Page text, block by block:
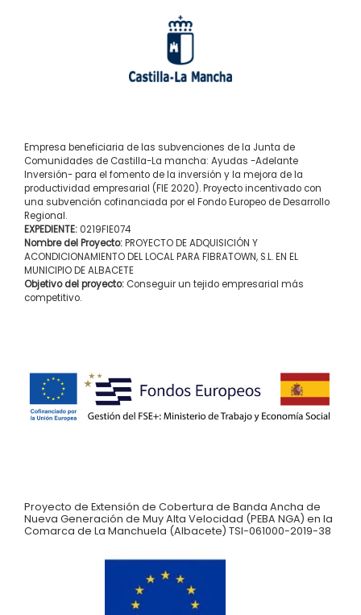
Empresa beneficiaria de las subvenciones de la Junta de
Comunidades de Castilla-La mancha: Ayudas -Adelante
Inversión- para el fomento de la inversión y la mejora de la
productividad empresarial (FIE 2020). Proyecto incentivado con
una subvención cofinanciada por el Fondo Europeo de Desarrollo
Regional.
EXPEDIENTE: 0219FIE074
Nombre del Proyecto:PROYECTO DE ADQUISICIÓN Y
ACONDICIONAMIENTO DEL LOCAL PARA FIBRATOWN, S.L. EN EL
MUNICIPIO DE ALBACETE
Objetivo del proyecto:Conseguir un tejido empresarial más
competitivo.
Proyecto de Extensión de Cobertura de Banda Ancha de
Nueva Generación de Muy Alta Velocidad (PEBA NGA) en la
Comarca de La Manchuela (Albacete) TSI-061000-2019-38